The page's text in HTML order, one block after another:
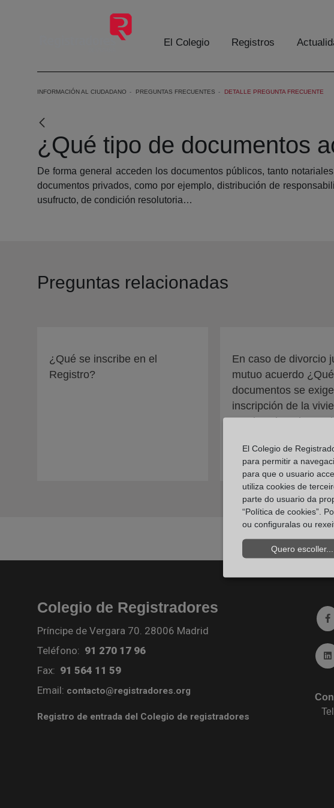
El Colegio Registros
INFORMACIÓN AL CIUDADANO PREGUNTAS FRECUENTES DETALLE PREGUNTA FRECUENTE
¿Qué tipo de documentos
De forma general acceden los documentos públicos, tanto
documentos privados, como por ejemplo, distribución de
usufructo, de condición resolutoria…
Preguntas relacionadas
¿Qué se inscribe en el
Registro?
En caso de divorcio
mutuo acuerdo ¿Qué
documentos se
inscripción de la
nombre de quien se
Colegio de Registradores
Príncipe de Vergara 70. 28006 Madrid
Teléfono: 91 270 17 96
Fax: 91 564 11 59
Email: contacto@registradores.org
Registro de entrada del Colegio de registradores
El Colegio de
para permitir a
para que o usuario
utiliza cookies de
parte do usuario da
“Política de cookies”.
ou configuralas ou
Quero escoller...